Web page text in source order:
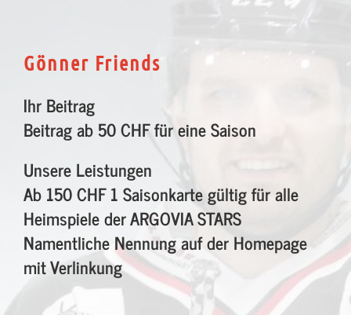
Gönner Friends
Ihr Beitrag
Beitrag ab 50 CHF für eine Saison
Unsere Leistungen
Ab 150 CHF 1 Saisonkarte gültig für alle
Heimspiele der ARGOVIA STARS
Namentliche Nennung auf der Homepage
mit Verlinkung